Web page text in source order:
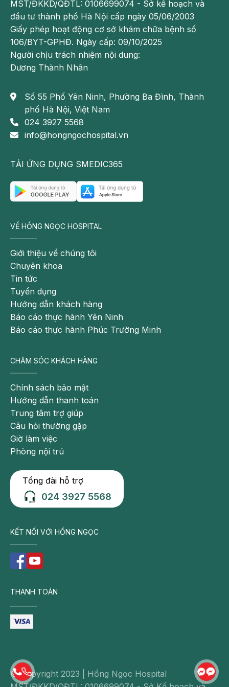
bệnh, người bệnh cần tới các cơ sở y tế uy tín để
được bác sĩ trực tiếp thăm khám và tư vấn phác đồ
điều trị hiệu quả.
Theo dõi fanpage củaBệnh viện Đa khoa Hồng
Ngọcđể biết thêm thông tin bổ ích khác.
MST/ĐKKD/QĐTL: 0106699074 - Sở kế hoạch và
đầu tư thành phố Hà Nội cấp ngày 05/06/2003
Giấy phép hoạt động cơ sở khám chữa bệnh số
106/BYT-GPHĐ. Ngày cấp: 09/10/2025
Người chịu trách nhiệm nội dung:
Dương Thành Nhân
Số 55 Phố Yên Ninh, Phường Ba Đình, Thành
phố Hà Nội, Việt Nam
024 3927 5568
info@hongngochospital.vn
TẢI ỨNG DỤNG SMEDIC365
VỀ HỒNG NGỌC HOSPITAL
Giới thiệu về chúng tôi
Chuyên khoa
Tin tức
Tuyển dụng
Hướng dẫn khách hàng
Báo cáo thực hành Yên Ninh
Báo cáo thực hành Phúc Trường Minh
CHĂM SÓC KHÁCH HÀNG
Chính sách bảo mật
Hướng dẫn thanh toán
Trung tâm trợ giúp
Câu hỏi thường gặp
Giờ làm việc
Phòng nội trú
Tổng đài hỗ trợ
024 3927 5568
KẾT NỐI VỚI HỒNG NGỌC
THANH TOÁN
© Copyright 2023 | Hồng Ngọc Hospital